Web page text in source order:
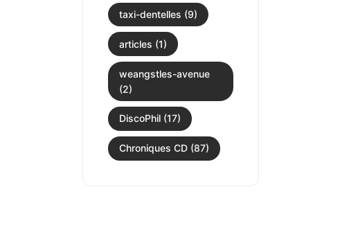
taxi-dentelles (9)
articles (1)
weangstles-avenue
(2)
DiscoPhil (17)
Chroniques CD (87)